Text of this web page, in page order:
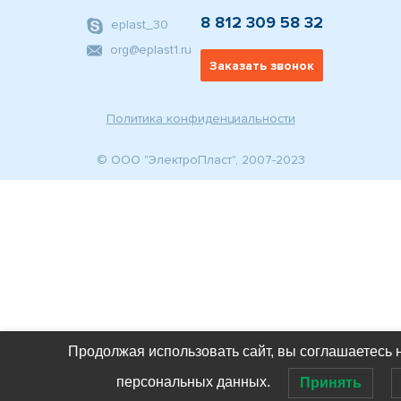
Политика конфиденциальности
eplast_30
org@eplast1.ru
8 812 309 58 32
Заказать звонок
© ООО "ЭлектроПласт", 2007-2023
Продолжая использовать сайт, вы
персональных данных. Принять